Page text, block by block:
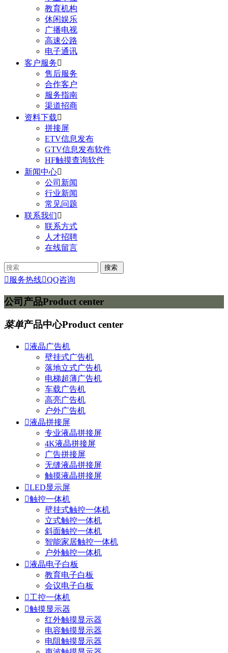
教育机构
休闲娱乐
广播电视
高速公路
电子通讯
客户服务
售后服务
合作客户
服务指南
渠道招商
资料下载
拼接屏
ETV信息发布
GTV信息发布软件
HF触摸查询软件
新闻中心
公司新闻
行业新闻
常见问题
联系我们
联系方式
人才招聘
在线留言
 服务热线QQ咨询
公司产品Product center
菜单产品中心Product center
液晶广告机
壁挂式广告机
落地立式广告机
电梯超薄广告机
车载广告机
高亮广告机
户外广告机
液晶拼接屏
专业液晶拼接屏
4K液晶拼接屏
广告拼接屏
无缝液晶拼接屏
触摸液晶拼接屏
LED显示屏
触控一体机
壁挂式触控一体机
立式触控一体机
斜面触控一体机
智能家居触控一体机
户外触控一体机
液晶电子白板
教育电子白板
会议电子白板
工控一体机
触摸显示器
红外触摸显示器
电容触摸显示器
电阻触摸显示器